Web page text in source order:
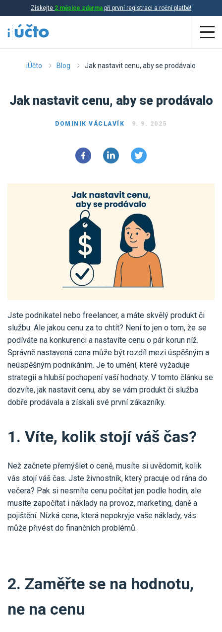
Získejte 2 měsíce zdarma při první registraci a roční platbě!
Aplikace
Daňová evidence
Přehled funkcí
Online daňová evidence
Online fakturace
Propojení s bankou
Účetní a manažerské reporty
Ceník a sklady
One Stop Shop (OSS)
Všechny funkce
Účetní služby
Pro uživatele iÚčto
Poptávka účetních služeb
Ceník účetních služeb
Pro koho je určené
Pro firmy
Pro živnostníky
Pro spolky
VYZKOUŠET ZDARMA PŘIHLÁSIT SE
iÚčto Blog Jak nastavit cenu, aby se prodávalo
Jak nastavit cenu, aby se prodávalo
DOMINIK VÁCLAVÍK 9. 9. 2025
Jste podnikatel nebo freelancer, a máte skvělý produkt či
službu. Ale jakou cenu za to chtít? Není to jen o tom, že se
podíváte na konkurenci a nastavíte cenu o pár korun níž.
Správně nastavená cena může být rozdíl mezi úspěšným a
neúspěšným podnikáním. Je to umění, které vyžaduje
strategii a hlubší pochopení vaší hodnoty. V tomto článku se
dozvíte, jak nastavit cenu, aby se vám produkt či služba
dobře prodávala a získali své první zákazníky.
1. Víte, kolik stojí váš čas?
Než začnete přemýšlet o ceně, musíte si uvědomit, kolik
vás stojí váš čas. Jste živnostník, který pracuje od rána do
večera? Pak si nesmíte cenu počítat jen podle hodin, ale
musíte započítat i náklady na provoz, marketing, daně a
pojištění. Nízká cena, která nepokryje vaše náklady, vás
může přivést do finančních problémů.
2. Zaměřte se na hodnotu,
ne na cenu